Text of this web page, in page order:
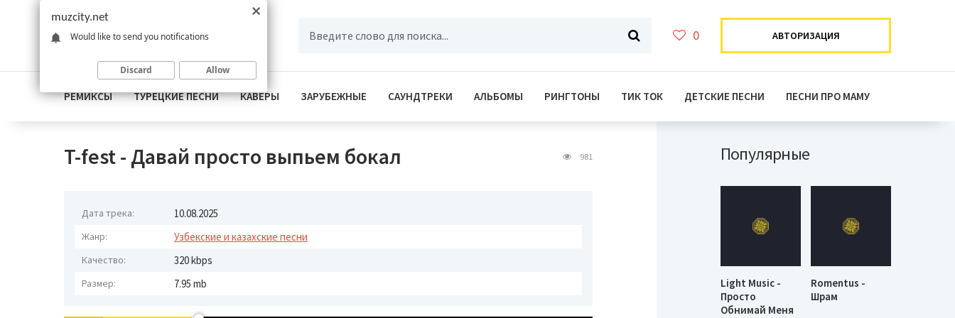
0 АВТОРИЗАЦИЯ
РЕМИКСЫ ТУРЕЦКИЕ ПЕСНИ КАВЕРЫ ЗАРУБЕЖНЫЕ САУНДТРЕКИ АЛЬБОМЫ РИНГТОНЫ ТИК ТОК ДЕТСКИЕ ПЕСНИ ПЕСНИ ПРО МАМУ
T-fest - Давай просто выпьем бокал 981
Дата трека: 10.08.2025
Жанр: Узбекские и казахские песни
Качество: 320 kbps
Размер: 7.95 mb
Популярные
Light Music -
Просто
Обнимай Меня
Romentus -
Шрам
muzcity.net
Would like to send you notifications
Discard Allow